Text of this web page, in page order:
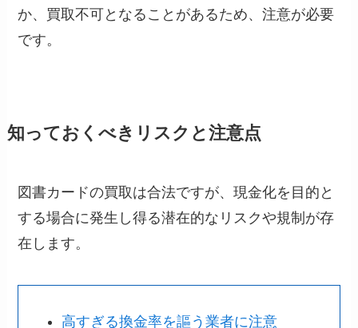
か、買取不可となることがあるため、注意が必要
です。
知っておくべきリスクと注意点
図書カードの買取は合法ですが、現金化を目的と
する場合に発生し得る潜在的なリスクや規制が存
在します。
高すぎる換金率を謳う業者に注意